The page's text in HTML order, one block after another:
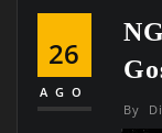
26
AGO
By